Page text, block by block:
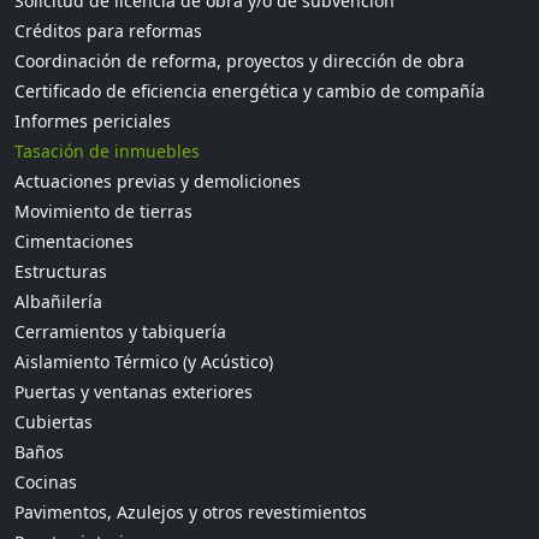
Créditos para reformas
Coordinación de reforma, proyectos y dirección de obra
Certificado de eficiencia energética y cambio de compañía
Informes periciales
Tasación de inmuebles
Actuaciones previas y demoliciones
Movimiento de tierras
Cimentaciones
Estructuras
Albañilería
Cerramientos y tabiquería
Aislamiento Térmico (y Acústico)
Puertas y ventanas exteriores
Cubiertas
Baños
Cocinas
Pavimentos, Azulejos y otros revestimientos